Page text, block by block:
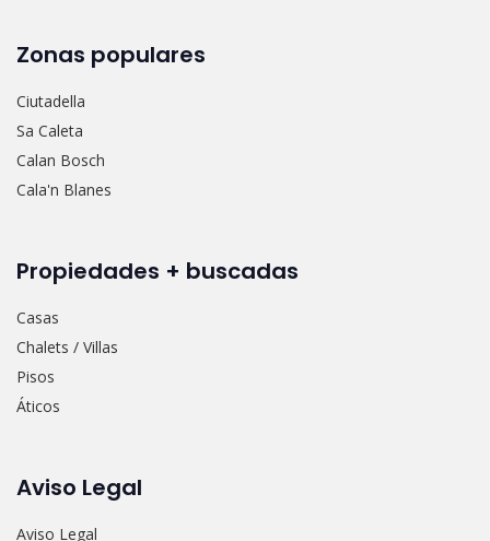
Zonas populares
Ciutadella
Sa Caleta
Calan Bosch
Cala'n Blanes
Propiedades + buscadas
Casas
Chalets / Villas
Pisos
Áticos
Aviso Legal
Aviso Legal